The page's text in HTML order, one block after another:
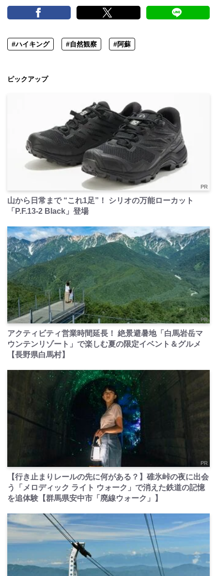
#ハイキング #自然観察 #阿蘇
ピックアップ
PR
山から日常まで “これ1足”！ シリオの万能ローカット
「P.F.13-2 Black」登場
PR
アクティビティ営業時間延長！ 絶景避暑地「白馬岩岳マ
ウンテンリゾート」で楽しむ夏の限定イベント＆グルメ
【長野県白馬村】
PR
【行き止まりレールの先に何がある？】碓氷峠の夜に出会
う「メロディック ライト ウォーク」で消えた鉄道の記憶
を追体験【群馬県安中市「廃線ウォーク」】